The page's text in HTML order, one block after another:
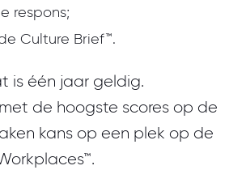
respons;
Culture Brief™.
is één jaar geldig.
de hoogste scores op de
kans op een plek op de